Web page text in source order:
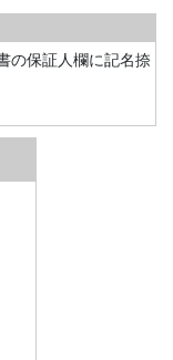
の保証人欄に記名捺